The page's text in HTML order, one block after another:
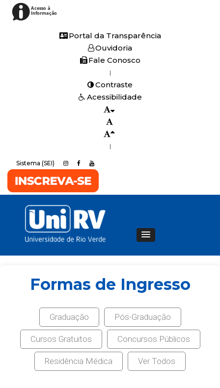
Acesso à
Informação
Portal da Transparência
Ouvidoria
Fale Conosco
|
Contraste
Acessibilidade
|
Sistema (SEI)
Formas de Ingresso
Graduação Pós-Graduação
Cursos Gratuitos Concursos Públicos
Residência Médica Ver Todos